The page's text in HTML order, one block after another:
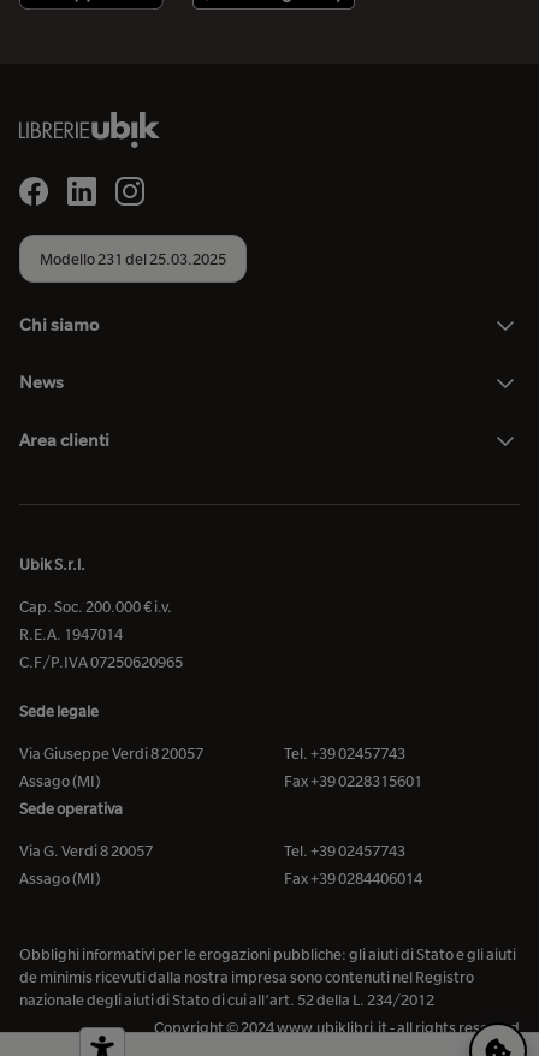
Modello 231 del 25.03.2025
Chi siamo
News
Area clienti
Ubik S.r.l.
Cap. Soc. 200.000 € i.v.
R.E.A. 1947014
C.F/P.IVA 07250620965
Sede legale
Via Giuseppe Verdi 8 20057
Assago (MI)
Tel. +39 02457743
Fax +39 0228315601
Sede operativa
Via G. Verdi 8 20057
Assago (MI)
Tel. +39 02457743
Fax +39 0284406014
Obblighi informativi per le erogazioni pubbliche: gli aiuti di Stato e gli aiuti
de minimis ricevuti dalla nostra impresa sono contenuti nel Registro
nazionale degli aiuti di Stato di cui all’art. 52 della L. 234/2012
Copyright © 2024 www.ubiklibri.it - all rights reserved